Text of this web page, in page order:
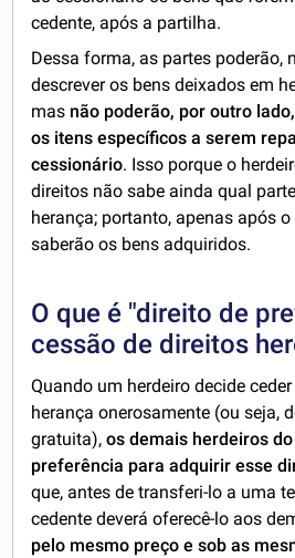
cedente, após a partilha.
Dessa forma, as partes poderão,
descrever os bens deixados em
mas não poderão, por outro
os itens específicos a serem
cessionário. Isso porque o
direitos não sabe ainda qual
herança; portanto, apenas após
saberão os bens adquiridos.
O que é "direito de
cessão de direitos
Quando um herdeiro decide
herança onerosamente (ou seja,
gratuita),os demais herdeiros
preferência para adquirir esse
que, antes de transferi-lo a uma
cedente deverá oferecê-lo aos
pelo mesmo preço e sob as